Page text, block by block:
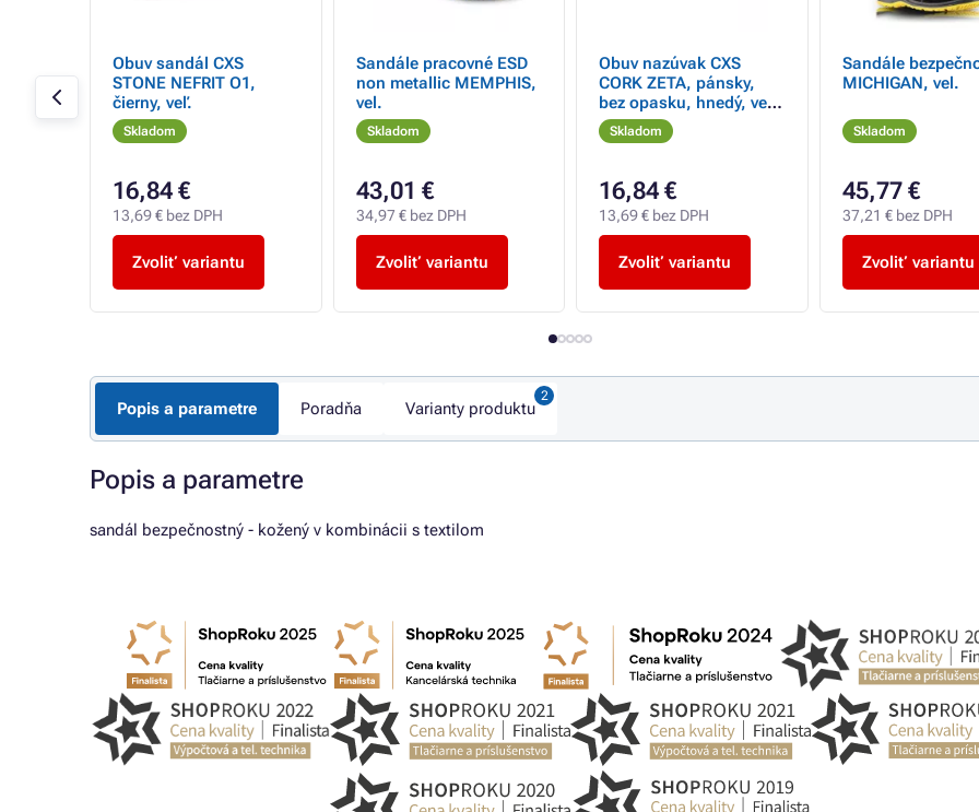
Obuv sandál CXS
STONE NEFRIT O1,
čierny, veľ.
Skladom
16,84 €
13,69 € bez DPH
Zvoliť variantu
Sandále pracovné ESD
non metallic MEMPHIS,
vel.
Skladom
43,01 €
34,97 € bez DPH
Zvoliť variantu
Obuv nazúvak CXS
CORK ZETA, pánsky,
bez opasku, hnedý, veľ.
4Skladom
16,84 €
13,69 € bez DPH
Zvoliť variantu
Sandále
MICHIGAN, vel.
Skladom
45,77 €
37,21 € bez DPH
Zvoliť variantu
Popis a parametre Poradňa Varianty produktu
Popis a parametre
sandál bezpečnostný - kožený v kombinácii s textilom